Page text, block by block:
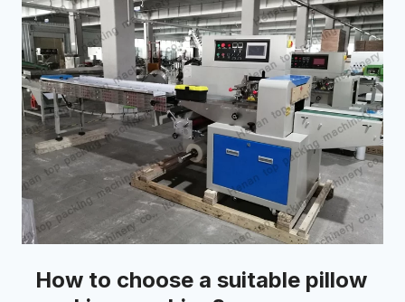
How to choose a suitable pillow